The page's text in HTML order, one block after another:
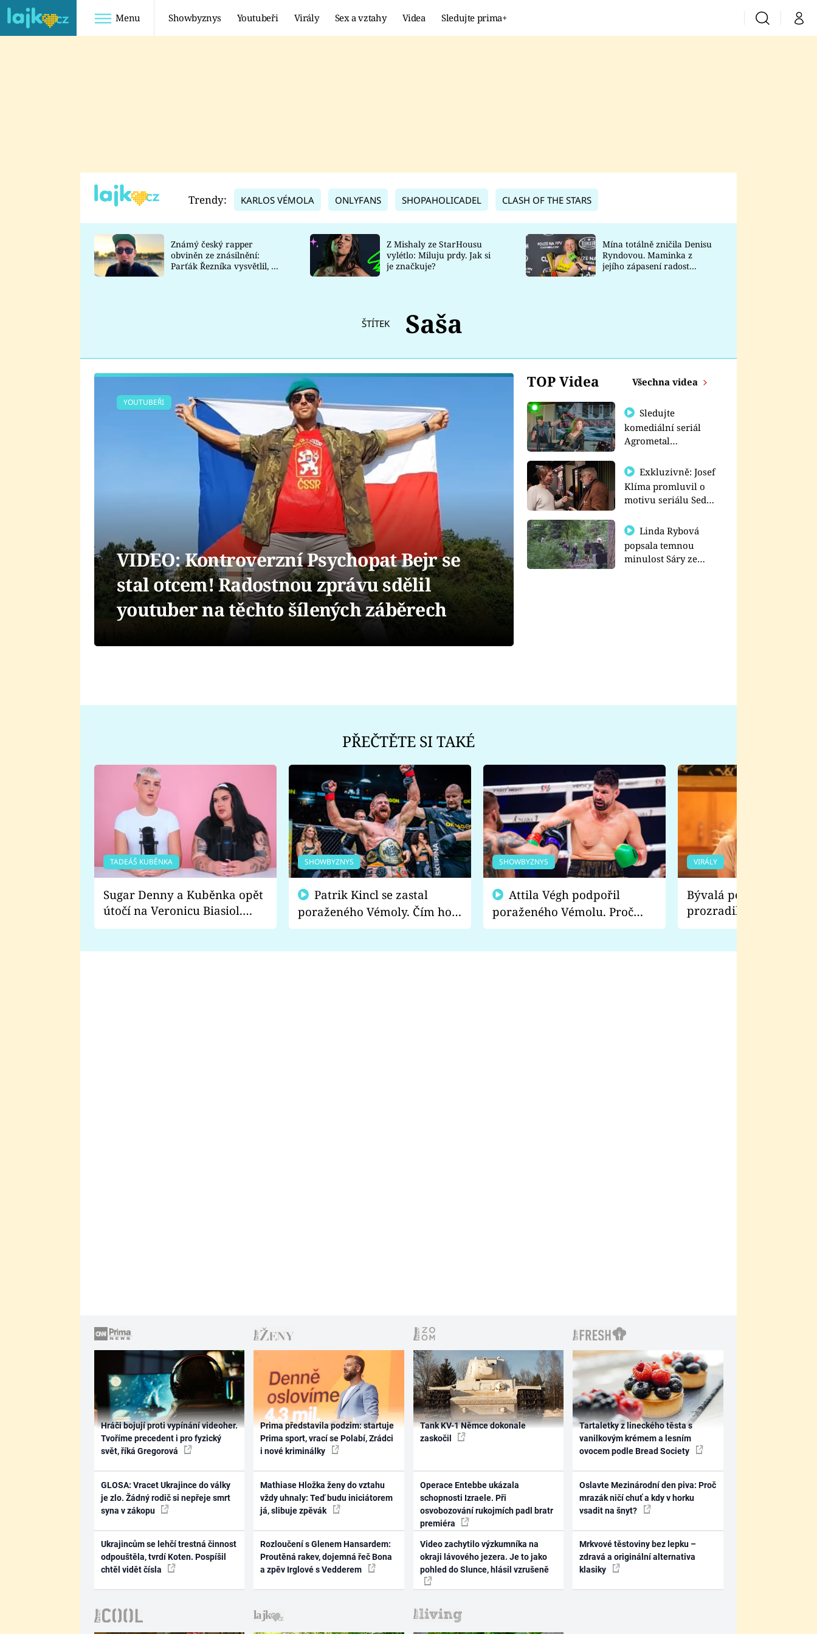
Menu Showbyznys Youtubeři Virály Sex a vztahy Videa Sledujte prima+ VyhledáváníMůj
TADEÁŠ KUBĚNKA
DATEL
Prima Lajk
Sledujte nás
Trendy: KARLOS VÉMOLA ONLYFANS SHOPAHOLICADEL CLASH OF THE STARS
Známý český rapper
obviněn ze znásilnění:
Parťák Řezníka vysvětlil, co
Z Mishaly ze StarHousu
vylétlo: Miluju prdy. Jak si
je značkuje?
Mína totálně zničila Denisu
Ryndovou. Maminka z
jejího zápasení radost
ŠTÍTEK Saša
TOP Videa Všechna videa
Sledujte
komediální seriál
Agrometal
prima+
Exkluzivně: Josef
Klíma promluvil o
motivu seriálu Sedm
Linda Rybová
popsala temnou
minulost Sáry ze
YOUTUBEŘI
VIDEO: Kontroverzní Psychopat Bejr se
stal otcem! Radostnou zprávu sdělil
youtuber na těchto šílených záběrech
PŘEČTĚTE SI TAKÉ
TADEÁŠ KUBĚNKA
Sugar Denny a Kuběnka opět
útočí na Veronicu Biasiol.
Proč je podle nich falešná a
SHOWBYZNYS
poraženého Vémoly. Čím ho
fanoušci naštvali?
SHOWBYZNYS
poraženého Vémolu. Proč
chce raději zápasit s ním než
VIRÁLY
Bývalá pornoherečka
prozradila, co ji
natáčení Euforie.
Hráči bojují proti vypínání videoher.
Tvoříme precedent i pro fyzický
svět, říká Gregorová
GLOSA: Vracet Ukrajince do války
je zlo. Žádný rodič si nepřeje smrt
syna v zákopu
Ukrajincům se lehčí trestná činnost
odpouštěla, tvrdí Koten. Pospíšil
chtěl vidět čísla
Prima představila podzim: startuje
Prima sport, vrací se Polabí, Zrádci
i nové kriminálky
Mathiase Hložka ženy do vztahu
vždy uhnaly: Teď budu iniciátorem
já, slibuje zpěvák
Rozloučení s Glenem Hansardem:
Proutěná rakev, dojemná řeč Bona
a zpěv Irglové s Vedderem
Tank KV-1 Němce dokonale
zaskočil
Operace Entebbe ukázala
schopnosti Izraele. Při
osvobozování rukojmích padl bratr
premiéra
Video zachytilo výzkumníka na
okraji lávového jezera. Je to jako
pohled do Slunce, hlásil vzrušeně
Tartaletky z lineckého těsta s
vanilkovým krémem a lesním
ovocem podle Bread Society
Oslavte Mezinárodní den piva: Proč
mrazák ničí chuť a kdy v horku
vsadit na šnyt?
Mrkvové těstoviny bez lepku –
zdravá a originální alternativa
klasiky